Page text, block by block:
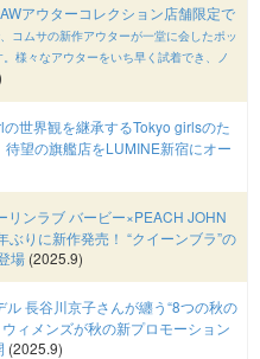
アウターコレクション店舗限定で
コムサの新作アウターが一堂に会したポッ
様々なアウターをいち早く試着でき、ノ
の世界観を継承するTokyo girlsのた
望の旗艦店をLUMINE新宿にオー
リンラブ バービー×PEACH JOHN
りに新作発売！ “クイーンブラ”の
場 (2025.9)
ル 長谷川京子さんが纏う“8つの秋の
ィメンズが秋の新プロモーション
(2025.9)